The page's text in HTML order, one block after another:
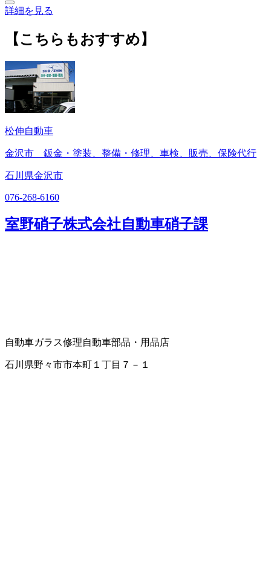
詳細を見る
【こちらもおすすめ】
松伸自動車
金沢市 鈑金・塗装、整備・修理、車検、販売、保険代行
石川県金沢市
076-268-6160
室野硝子株式会社自動車硝子課
自動車ガラス修理自動車部品・用品店
石川県野々市市本町１丁目７－１